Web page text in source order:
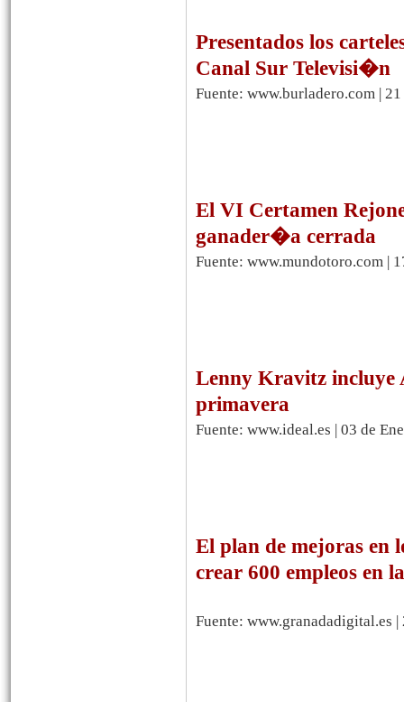
Presentados los
Canal Sur Televisi�n
Fuente: www.burladero.com |
El VI Certamen
ganader�a cerrada
Fuente: www.mundotoro.com |
Lenny Kravitz incluye
primavera
Fuente: www.ideal.es | 03 de
El plan de mejoras en
crear 600 empleos en
Fuente: www.granadadigital.es |